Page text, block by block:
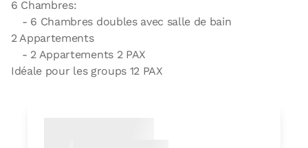
6 Chambres:
- 6 Chambres doubles avec salle de bain
2 Appartements
- 2 Appartements 2 PAX
Idéale pour les groups 12 PAX